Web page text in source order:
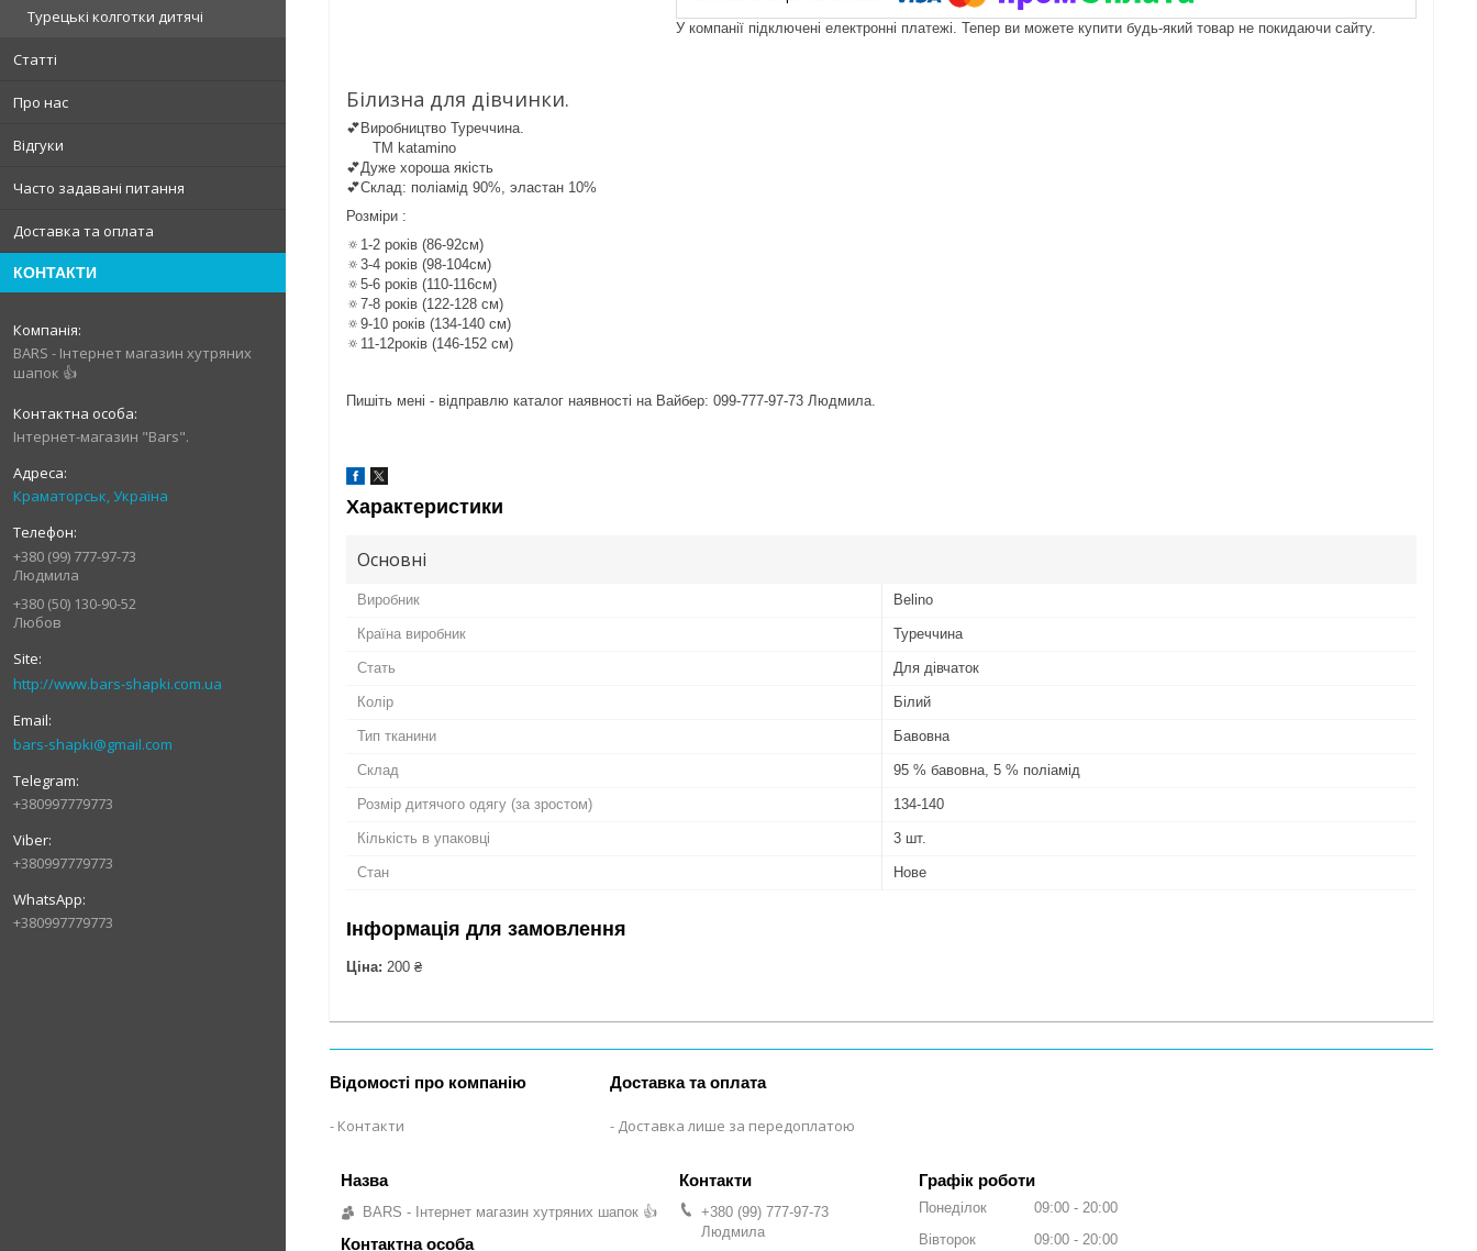
Турецькі колготки дитячі
Статті
Про нас
Відгуки
Часто задавані питання
Доставка та оплата
КОНТАКТИ
BARS - Інтернет магазин хутряних
шапок 👍
Інтернет-магазин "Bars".
Краматорськ, Україна
+380 (99) 777-97-73
Людмила
+380 (50) 130-90-52
Любов
http://www.bars-shapki.com.ua
bars-shapki@gmail.com
+380997779773
+380997779773
+380997779773
У компанії підключені електронні платежі. Тепер ви можете купити будь-який товар не покидаючи сайту.
Білизна для дівчинки.
💕Виробництво Туреччина.
ТМ katamino
💕Дуже хороша якість
💕Склад: поліамід 90%, эластан 10%
Розміри :
🔅1-2 років (86-92см)
🔅3-4 років (98-104см)
🔅5-6 років (110-116см)
🔅7-8 років (122-128 см)
🔅9-10 років (134-140 см)
🔅11-12років (146-152 см)
Пишіть мені - відправлю каталог наявності на Вайбер: 099-777-97-73 Людмила.
Характеристики
Основні
Виробник Belino
Країна виробник Туреччина
Стать Для дівчаток
Колір Білий
Тип тканини Бавовна
Склад 95 % бавовна, 5 % поліамід
Розмір дитячого одягу (за зростом) 134-140
Кількість в упаковці 3 шт.
Стан Нове
Інформація для замовлення
Ціна: 200 ₴
Відомості про компанію
Контакти
Доставка та оплата
Доставка лише за передоплатою
BARS - Інтернет магазин хутряних шапок 👍
+380 (99) 777-97-73
Людмила
Графік роботи
Понеділок 09:00
20:00
Вівторок
09:00 20:00